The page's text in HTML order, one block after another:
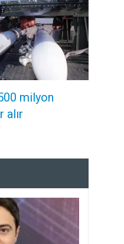
milyon
alır